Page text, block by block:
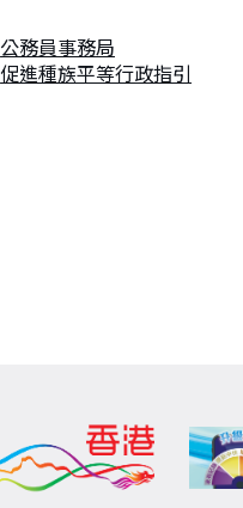
公務員事務局
促進種族平等行政指引